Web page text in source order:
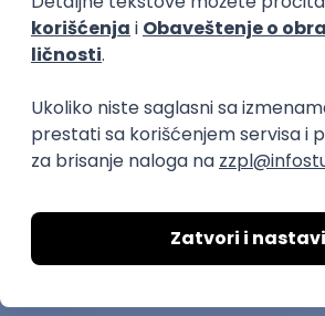
CMS programer
IT